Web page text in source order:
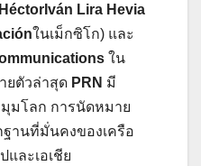
HéctorIván Lira Hevia
ในเม็กซิโก) และ
ใน
ยตัวล่าสุด PRN มี
มโลก การนัดหมาย
ฐานที่มั่นคงของเครือ
และเอเชีย